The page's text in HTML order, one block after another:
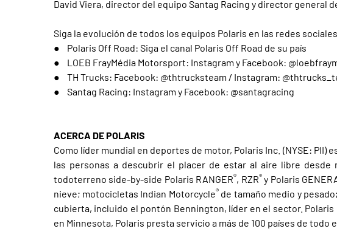
David Viera, director del equipo Santag Racing y director general
Siga la evolución de todos los equipos Polaris en las redes
● Polaris Off Road: Siga el canal Polaris Off Road de su país
● LOEB FrayMédia Motorsport: Instagram y Facebook:
● TH Trucks: Facebook: @thtrucksteam / Instagram:
● Santag Racing: Instagram y Facebook: @santagracing
ACERCA DE POLARIS
Como líder mundial en deportes de motor, Polaris Inc. (NYSE:
las personas a descubrir el placer de estar al aire libre desde
todoterreno side-by-side Polaris RANGER®, RZR®y Polaris
nieve; motocicletas Indian Motorcycle®de tamaño medio y
cubierta, incluido el pontón Bennington, líder en el sector.
en Minnesota, Polaris presta servicio a más de 100 países de todo